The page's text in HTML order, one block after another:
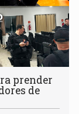
prender
de